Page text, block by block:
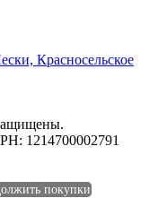
Красносельское
1214700002791
покупки